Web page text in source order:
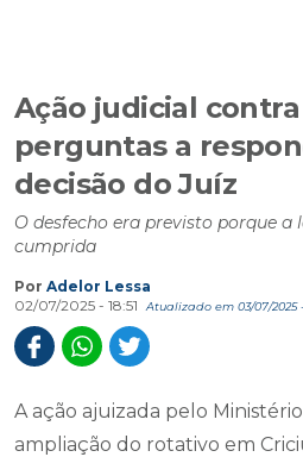
Ação judicial
perguntas a
decisão do Juíz
O desfecho era previsto porque a
cumprida
Por Adelor Lessa
02/07/2025 - 18:51
Atualizado em 03/07/2025
A ação ajuizada pelo
ampliação do rotativo em